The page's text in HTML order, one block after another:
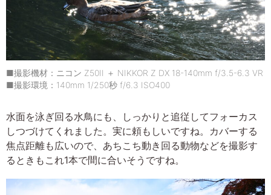
■撮影機材：ニコン Z50II ＋ NIKKOR Z DX 18-140mm f/3.5-6.3 VR
■撮影環境：140mm 1/250秒 f/6.3 ISO400
水面を泳ぎ回る水鳥にも、しっかりと追従してフォーカス
しつづけてくれました。実に頼もしいですね。カバーする
焦点距離も広いので、あちこち動き回る動物などを撮影す
るときもこれ1本で間に合いそうですね。